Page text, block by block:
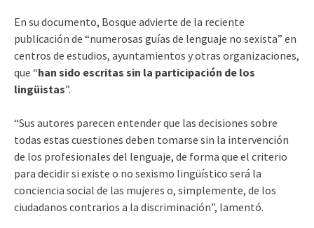
En su documento, Bosque advierte de la reciente
publicación de “numerosas guías de lenguaje no sexista” en
centros de estudios, ayuntamientos y otras organizaciones,
que “han sido escritas sin la participación de los
lingüistas”.
“Sus autores parecen entender que las decisiones sobre
todas estas cuestiones deben tomarse sin la intervención
de los profesionales del lenguaje, de forma que el criterio
para decidir si existe o no sexismo lingüístico será la
conciencia social de las mujeres o, simplemente, de los
ciudadanos contrarios a la discriminación”, lamentó.